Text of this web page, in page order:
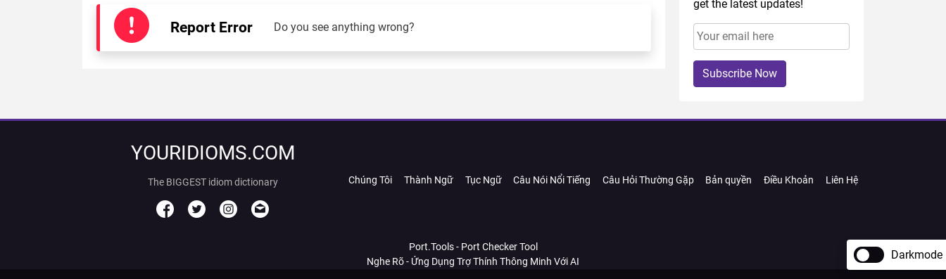
Report Error Do you see anything wrong?
get the latest updates!
Subscribe Now
YOURIDIOMS.COM
The BIGGEST idiom dictionary Chúng Tôi Thành Ngữ Tục Ngữ Câu Nói Nổi Tiếng Câu Hỏi Thường Gặp Bản quyền Điều Khoản Liên Hệ
Port.Tools - Port Checker Tool
Nghe Rõ - Ứng Dụng Trợ Thính Thông Minh Với AI
Darkmode